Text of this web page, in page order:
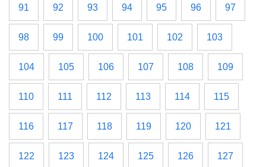
91 92 93 94 95 96 97
98 99 100 101 102 103
104 105 106 107 108 109
110 111 112 113 114 115
116 117 118 119 120 121
122 123 124 125 126 127